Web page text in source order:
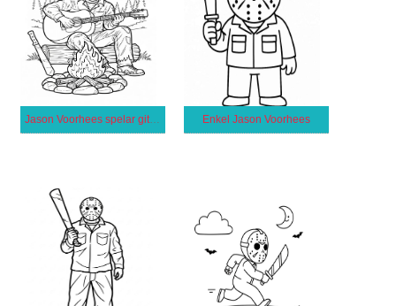
Jason Voorhees spelar gitarr Enkel Jason Voorhees